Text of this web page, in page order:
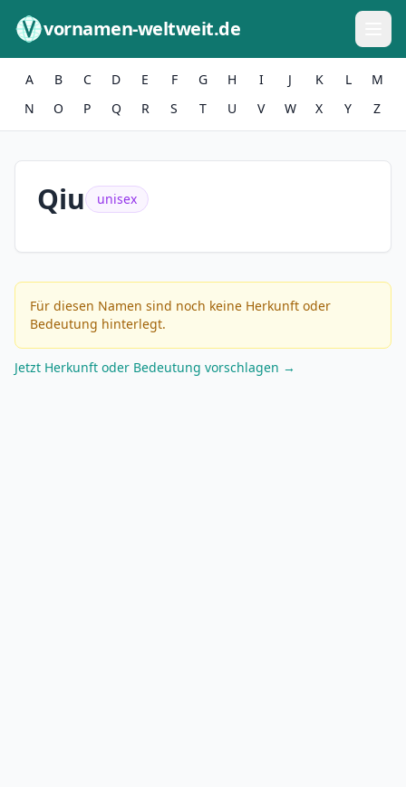
vornamen-weltweit.de
A B C D E F G H I J K L
M
N
O P Q R S T U V W X Y Z
Qiu unisex
Für diesen Namen sind noch keine Herkunft oder
Bedeutung hinterlegt.
Jetzt Herkunft oder Bedeutung vorschlagen →